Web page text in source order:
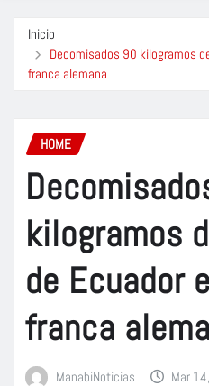
Inicio
Decomisados 90 kilogramos
franca alemana
HOME
kilogramos
de Ecuador
franca
ManabiNoticias Mar